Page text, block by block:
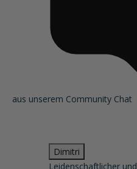
aus unserem Community Chat
Dimitri
Leidenschaftlicher und